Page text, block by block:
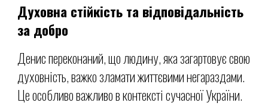
Духовна стійкість та відповідальність
за добро
Денис переконаний, що людину, яка загартовує свою
духовність, важко зламати життєвими негараздами.
Це особливо важливо в контексті сучасної України.